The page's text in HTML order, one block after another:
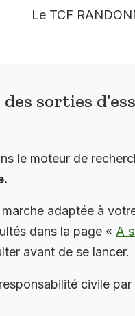
Le TCF
sorties
le moteur de
adaptée à
dans la page « A
avant de se lancer.
civile par